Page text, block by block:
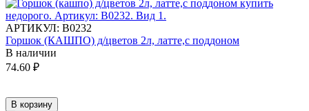
АРТИКУЛ: В0232
Горшок (КАШПО) д/цветов 2л, латте,с поддоном
В наличии
74.60 ₽
В корзину